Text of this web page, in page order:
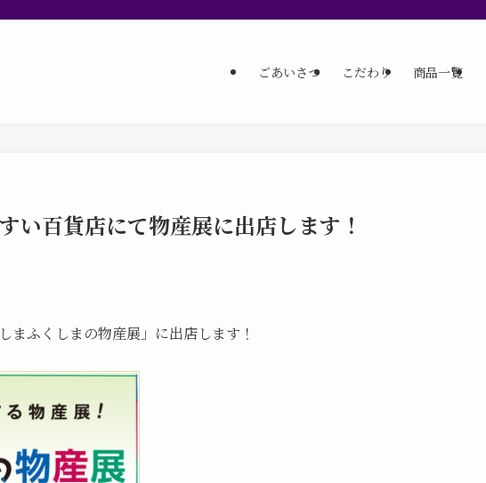
ごあいさつ こだわり 商品一覧
い百貨店にて物産展に出店します！
まふくしまの物産展」に出店します！